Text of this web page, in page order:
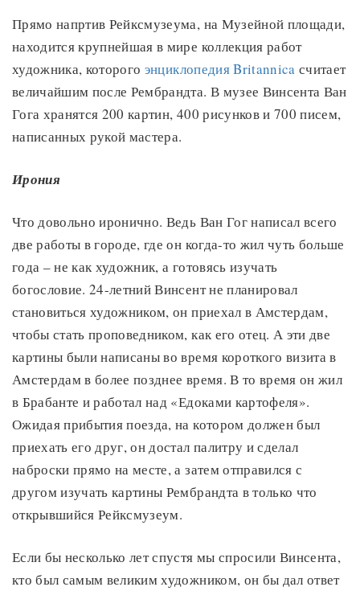
Прямо напртив Рейксмузеума, на Музейной площади,
находится крупнейшая в мире коллекция работ
художника, которого энциклопедия Britannica считает
величайшим после Рембрандта. В музее Винсента Ван
Гога хранятся 200 картин, 400 рисунков и 700 писем,
написанных рукой мастера.
Ирония
Что довольно иронично. Ведь Ван Гог написал всего
две работы в городе, где он когда-то жил чуть больше
года – не как художник, а готовясь изучать
богословие. 24-летний Винсент не планировал
становиться художником, он приехал в Амстердам,
чтобы стать проповедником, как его отец. А эти две
картины были написаны во время короткого визита в
Амстердам в более позднее время. В то время он жил
в Брабанте и работал над «Едоками картофеля».
Ожидая прибытия поезда, на котором должен был
приехать его друг, он достал палитру и сделал
наброски прямо на месте, а затем отправился с
другом изучать картины Рембрандта в только что
открывшийся Рейксмузеум.
Если бы несколько лет спустя мы спросили Винсента,
кто был самым великим художником, он бы дал ответ